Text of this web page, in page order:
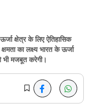
क्षेत्र के लिए ऐतिहासिक
का लक्ष्य भारत के ऊर्जा
भी मजबूत करेगी।